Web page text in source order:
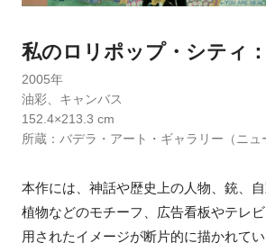
私のロリポップ・シティ
2005年
油彩、キャンバス
152.4×213.3 cm
所蔵：バデラ・アート・ギャラリー（ニュ
本作には、神話や歴史上の人物、銃、
植物などのモチーフ、広告看板やテレ
用されたイメージが断片的に描かれて